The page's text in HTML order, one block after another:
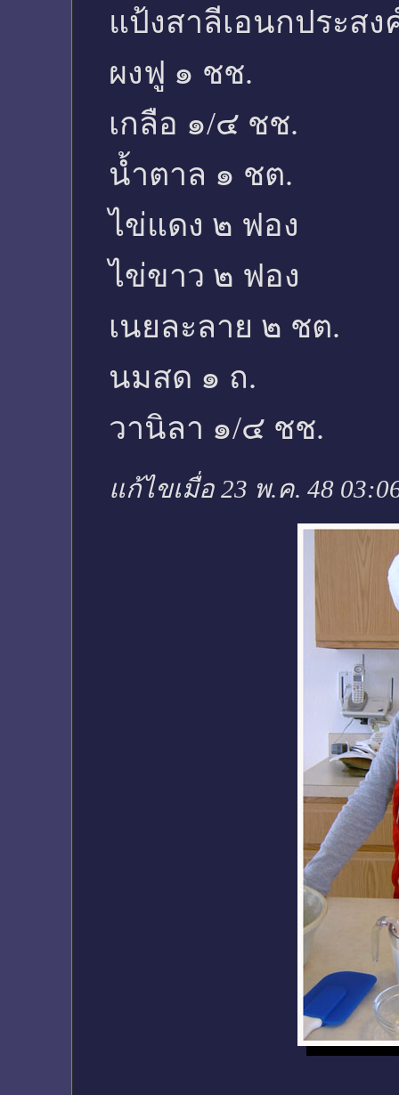
แป้งสาลีเอนกประสง
ผงฟู ๑ ชช.
เกลือ ๑/๔ ชช.
น้ำตาล ๑ ชต.
ไข่แดง ๒ ฟอง
ไข่ขาว ๒ ฟอง
เนยละลาย ๒ ชต.
นมสด ๑ ถ.
วานิลา ๑/๔ ชช.
แก้ไขเมื่อ 23 พ.ค. 48